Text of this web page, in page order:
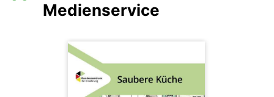
Medienservice